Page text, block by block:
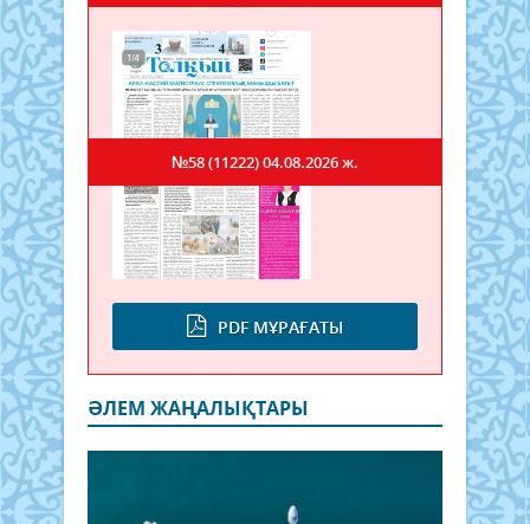
PDF МҰРАҒАТЫ
№58 (11222)04.08.2026 ж.
ӘЛЕМ ЖАҢАЛЫҚТАРЫ